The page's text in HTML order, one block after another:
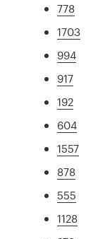
778
1703
994
917
192
604
1557
878
555
1128